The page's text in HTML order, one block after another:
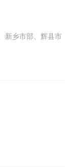
新乡市部、辉县市